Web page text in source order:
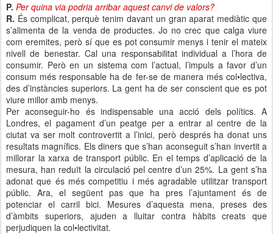
P. Per quina via podria arribar aquest canvi de valors?
R. És complicat, perquè tenim davant un gran aparat mediàtic que
s’alimenta de la venda de productes. Jo no crec que calga viure
com eremites, però sí que es pot consumir menys i tenir el mateix
nivell de benestar. Cal una responsabilitat individual a l’hora de
consumir. Però en un sistema com l’actual, l’impuls a favor d’un
consum més responsable ha de fer-se de manera més col•lectiva,
des d’instàncies superiors. La gent ha de ser conscient que es pot
viure millor amb menys.
Per aconseguir-ho és indispensable una acció dels polítics. A
Londres, el pagament d’un peatge per a entrar al centre de la
ciutat va ser molt controvertit a l’inici, però després ha donat uns
resultats magnífics. Els diners que s’han aconseguit s’han invertit a
millorar la xarxa de transport públic. En el temps d’aplicació de la
mesura, han reduït la circulació pel centre d’un 25%. La gent s’ha
adonat que és més competitiu i més agradable utilitzar transport
públic. Ara, el següent pas que ha pres l’ajuntament és de
potenciar el carril bici. Mesures d’aquesta mena, preses des
d’àmbits superiors, ajuden a lluitar contra hàbits creats que
perjudiquen la col•lectivitat.